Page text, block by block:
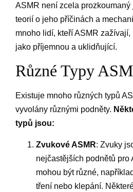
ASMR není zcela
teorií o jeho příčinách a
mnoho lidí, kteří ASMR
jako příjemnou a uklidňující.
Různé Typy
Existuje mnoho různých typů
vyvolány různými podněty.
typů jsou:
Zvukové ASMR: Zvuky
nejčastějších podnětů pro
mohou být různé,
tření nebo klepání.